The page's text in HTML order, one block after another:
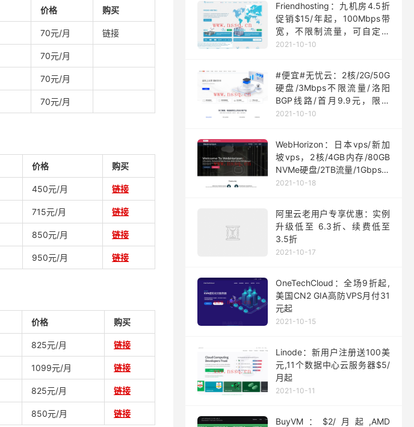
价格 购买
70元/月 链接
70元/月
70元/月
70元/月
价格 购买
450元/月 链接
715元/月 链接
850元/月 链接
950元/月 链接
价格 购买
825元/月 链接
1099元/月 链接
825元/月 链接
850元/月 链接
Friendhosting：九机房4.5折
促销$15/年起，100Mbps带
宽，不限制流量，可自定义
ISO
2021-10-10
#便宜#无忧云：2核/2G/50G
硬盘/3Mbps不限流量/洛阳
BGP线路/首月9.9元，限量
200台
2021-10-10
WebHorizon：日本vps/新加
坡vps，2核/4GB内存/80GB
NVMe硬盘/2TB流量/1Gbps端
口，$5/月起
2021-10-18
阿里云老用户专享优惠：实例
升级低至 6.3折、续费低至
3.5折
2021-10-17
OneTechCloud：全场9折起,
美国CN2 GIA高防VPS月付31
元起
2021-10-15
Linode：新用户注册送100美
元,11个数据中心云服务器$5/
月起
2021-10-11
BuyVM：$2/月起,AMD